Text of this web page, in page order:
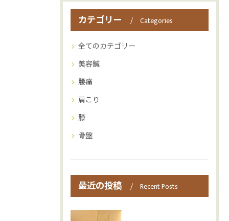
カテゴリー Categories
全てのカテゴリー
美容鍼
腰痛
肩こり
膝
骨盤
最近の投稿 Recent Posts